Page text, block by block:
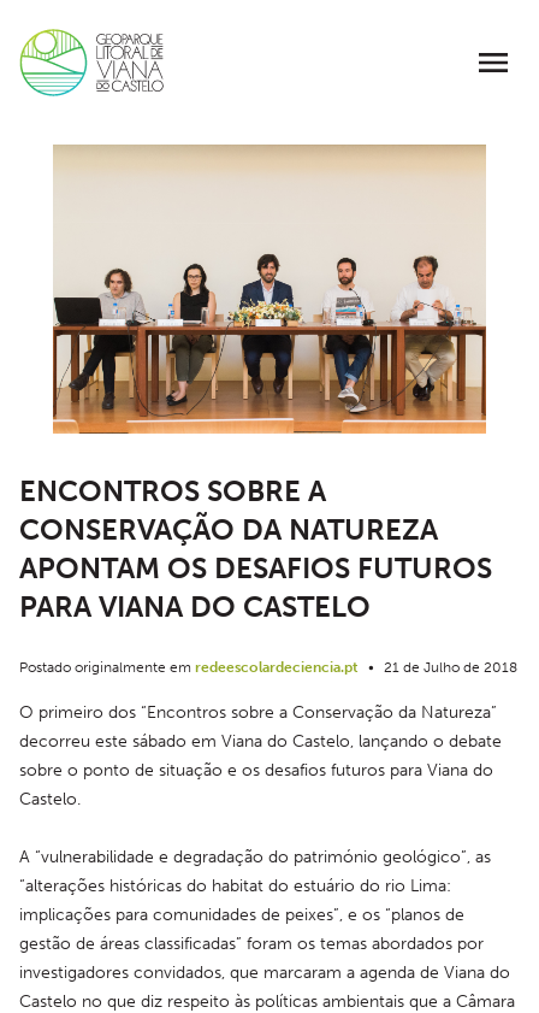
ENCONTROS SOBRE A
CONSERVAÇÃO DA NATUREZA
APONTAM OS DESAFIOS FUTUROS
PARA VIANA DO CASTELO
Postado originalmente em redeescolardeciencia.pt • 21 de Julho de 2018
O primeiro dos “Encontros sobre a Conservação da Natureza”
decorreu este sábado em Viana do Castelo, lançando o debate
sobre o ponto de situação e os desafios futuros para Viana do
Castelo.
A “vulnerabilidade e degradação do património geológico”, as
“alterações históricas do habitat do estuário do rio Lima:
implicações para comunidades de peixes”, e os “planos de
gestão de áreas classificadas” foram os temas abordados por
investigadores convidados, que marcaram a agenda de Viana do
Castelo no que diz respeito às políticas ambientais que a Câmara